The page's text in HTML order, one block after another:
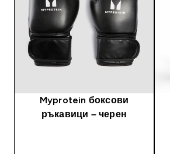
Myprotein боксови
ръкавици – черен